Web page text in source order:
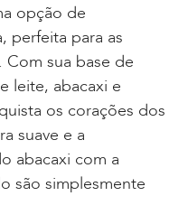
opção de
perfeita para as
sua base de
leite, abacaxi e
os corações dos
suave e a
abacaxi com a
são simplesmente